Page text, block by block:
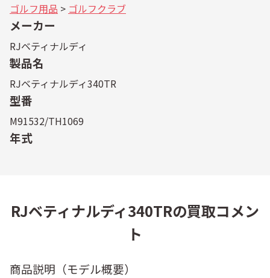
ゴルフ用品 > ゴルフクラブ
メーカー
RJベティナルディ
製品名
RJベティナルディ340TR
型番
M91532/TH1069
年式
RJベティナルディ340TRの買取コメン
ト
商品説明（モデル概要）